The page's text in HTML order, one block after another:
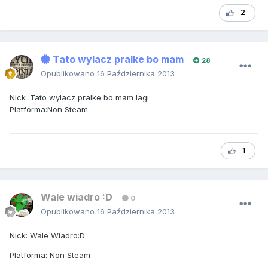
2
Tato wylacz pralke bo mam 28
Opublikowano 16 Października 2013
Nick :Tato wylacz pralke bo mam lagi
Platforma:Non Steam
1
Wale wiadro :D 0
Opublikowano 16 Października 2013
Nick: Wale Wiadro:D
Platforma: Non Steam